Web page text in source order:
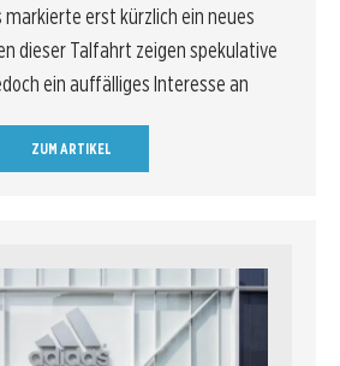
markierte erst kürzlich ein neues
dieser Talfahrt zeigen spekulative
ein auffälliges Interesse an
ZUM ARTIKEL